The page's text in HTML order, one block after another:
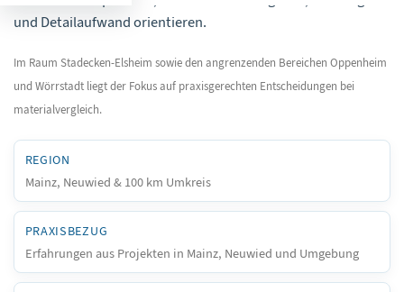
und Detailaufwand orientieren.
Im Raum Stadecken-Elsheim sowie den angrenzenden Bereichen Oppenheim
und Wörrstadt liegt der Fokus auf praxisgerechten Entscheidungen bei
materialvergleich.
REGION
Mainz, Neuwied & 100 km Umkreis
PRAXISBEZUG
Erfahrungen aus Projekten in Mainz, Neuwied und Umgebung